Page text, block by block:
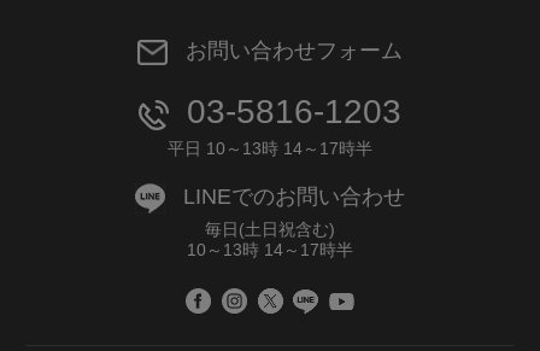
お問い合わせフォーム
03-5816-1203
平日 10～13時 14～17時半
LINEでのお問い合わせ
毎日(土日祝含む)
10～13時 14～17時半